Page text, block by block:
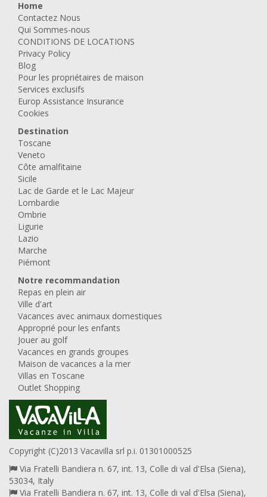
Home
Contactez Nous
Qui Sommes-nous
CONDITIONS DE LOCATIONS
Privacy Policy
Blog
Pour les propriétaires de maison
Services exclusifs
Europ Assistance Insurance
Cookies
Destination
Toscane
Veneto
Côte amalfitaine
Sicile
Lac de Garde et le Lac Majeur
Lombardie
Ombrie
Ligurie
Lazio
Marche
Piémont
Notre recommandation
Repas en plein air
Ville d'art
Vacances avec animaux domestiques
Approprié pour les enfants
Jouer au golf
Vacances en grands groupes
Maison de vacances a la mer
Villas en Toscane
Outlet Shopping
Copyright (C)2013 Vacavilla srl p.i. 01301000525
Via Fratelli Bandiera n. 67, int. 13, Colle di val d'Elsa (Siena),
53034, Italy
Via Fratelli Bandiera n. 67, int. 13, Colle di val d'Elsa (Siena),